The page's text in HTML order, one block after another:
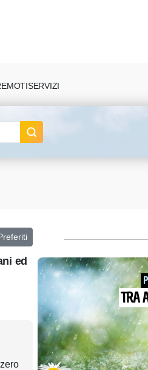
SERVIZI
ed